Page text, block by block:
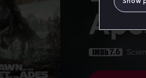
7.6